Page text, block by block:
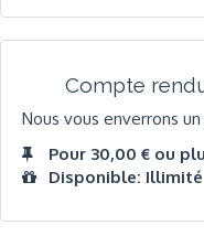
Compte
Nous vous enverrons
Pour 30,00 € ou
Disponible: Illimité